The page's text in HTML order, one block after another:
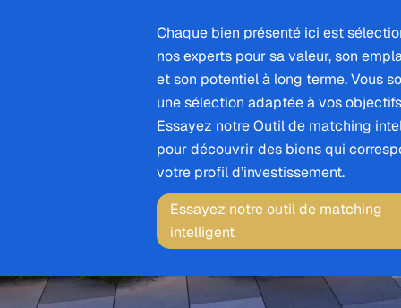
Chaque bien présenté ici est
nos experts pour sa valeur, son
et son potentiel à long terme. Vous
une sélection adaptée à vos
Essayez notre Outil de matching
pour découvrir des biens qui
votre profil d’investissement.
Essayez notre outil de matching
intelligent